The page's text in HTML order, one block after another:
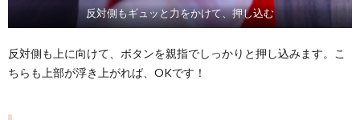
反対側もギュッと力をかけて、押し込む
反対側も上に向けて、ボタンを親指でしっかりと押し込みます。こ
ちらも上部が浮き上がれば、OKです！